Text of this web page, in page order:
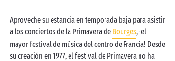
Aproveche su estancia en temporada baja para asistir
a los conciertos de la Primavera de Bourges, ¡el
mayor festival de música del centro de Francia! Desde
su creación en 1977, el festival de Primavera no ha